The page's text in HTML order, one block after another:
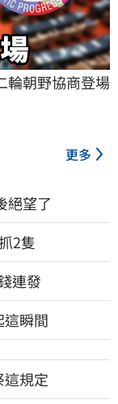
輪朝野協商登場
更多
絕望了
2隻
連發
瞬間
規定